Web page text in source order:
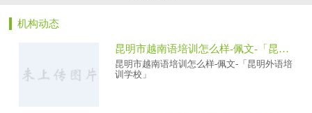
机构动态
昆明市越南语培训怎么样-佩文-「昆明外语培训学校」
昆明市越南语培训怎么样-佩文-「昆明外语培
训学校」